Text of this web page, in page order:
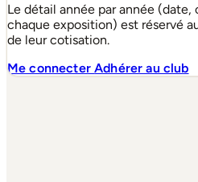
Le détail année par année
chaque exposition) est réservé
de leur cotisation.
Me connecterAdhérer au club